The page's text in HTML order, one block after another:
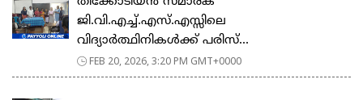
ജി.വി.എച്ച്.എസ്.എസ്സിലെ
വിദ്യാർത്ഥിനികൾക്ക് പരിസ്...
FEB 20, 2026, 3:20 PM GMT+0000